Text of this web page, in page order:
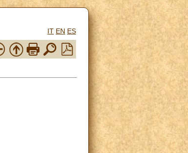
IT EN ES